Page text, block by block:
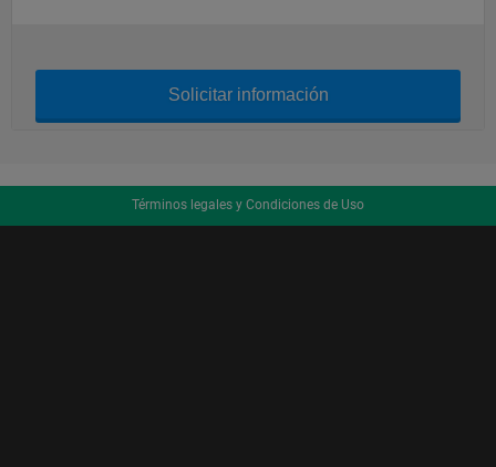
Solicitar información
Términos legales y Condiciones de Uso